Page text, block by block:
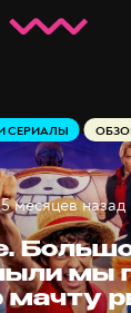
мы
мачту
СЕРИАЛЫ
5 месяцев назад